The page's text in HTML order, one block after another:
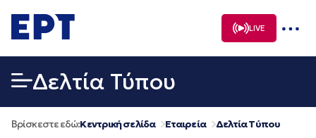
σε
περιεχόμενο
LIVE
Δελτία Τύπου
Βρίσκεστε εδώ:Κεντρική σελίδα Εταιρεία Δελτία Τύπου